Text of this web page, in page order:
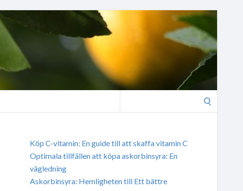
Köp C-vitamin: En guide till att skaffa vitamin C
Optimala tillfällen att köpa askorbinsyra: En
vägledning
Askorbinsyra: Hemligheten till Ett bättre